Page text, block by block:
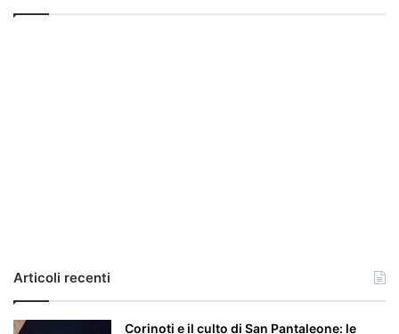
l
e
p
a
Articoli recenti
Corinoti e il culto di San Pantaleone: le